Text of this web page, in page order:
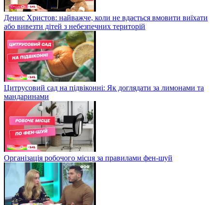
Денис Христов: найважче, коли не вдається вмовити виїхати
або вивезти дітей з небезпечних територій
Цитрусовий сад на підвіконні: Як доглядати за лимонами та
мандаринами
Організація робочого місця за правилами фен-шуй